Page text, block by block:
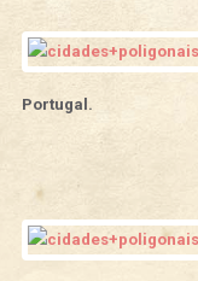
Portugal.